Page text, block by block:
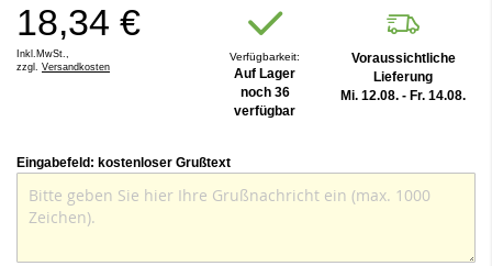
18,34 €
Inkl.MwSt.,
zzgl. Versandkosten
Verfügbarkeit:
Auf Lager
noch 36
verfügbar
Voraussichtliche
Lieferung
Mi. 12.08. - Fr. 14.08.
Eingabefeld: kostenloser Grußtext